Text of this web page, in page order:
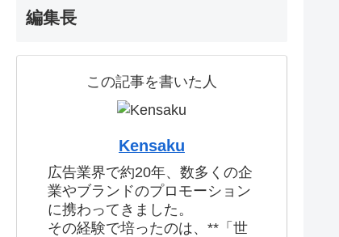
編集長
この記事を書いた人
Kensaku
広告業界で約20年、数多くの企
業やブランドのプロモーション
に携わってきました。
その経験で培ったのは、**「世